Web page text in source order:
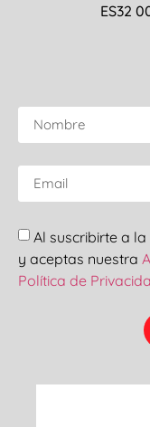
ES32
Al suscribirte a
y aceptas nuestra
Política de